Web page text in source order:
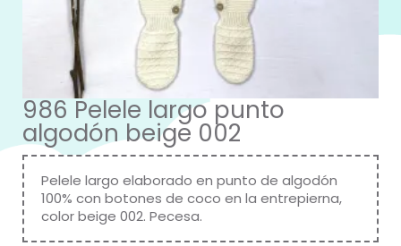
986 Pelele largo punto
algodón beige 002
Pelele largo elaborado en punto de algodón
100% con botones de coco en la entrepierna,
color beige 002. Pecesa.